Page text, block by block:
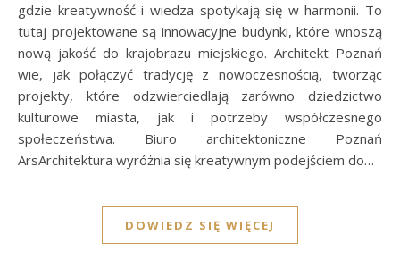
gdzie kreatywność i wiedza spotykają się w harmonii. To
tutaj projektowane są innowacyjne budynki, które wnoszą
nową jakość do krajobrazu miejskiego. Architekt Poznań
wie, jak połączyć tradycję z nowoczesnością, tworząc
projekty, które odzwierciedlają zarówno dziedzictwo
kulturowe miasta, jak i potrzeby współczesnego
społeczeństwa. Biuro architektoniczne Poznań
ArsArchitektura wyróżnia się kreatywnym podejściem do…
DOWIEDZ SIĘ WIĘCEJ